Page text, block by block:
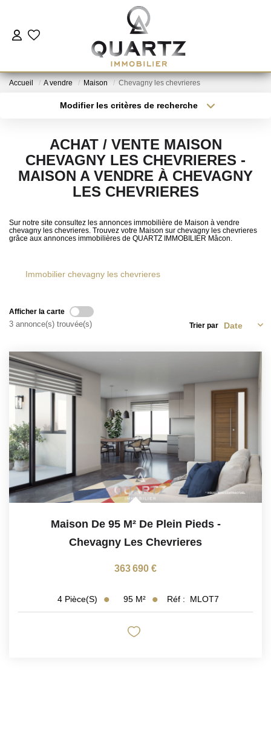
ESTIMER
NOUS REJOINDRE
CONTACT
Accueil A vendre Maison Chevagny les chevrieres
Modifier les critères de recherche
Sélectionnez...
Type de bien
Surface min
Plus de critères
ACHAT / VENTE MAISON
CHEVAGNY LES CHEVRIERES -
MAISON A VENDRE À CHEVAGNY
LES CHEVRIERES
Sur notre site consultez les annonces immobilière de Maison à vendre
chevagny les chevrieres. Trouvez votre Maison sur chevagny les chevrieres
grâce aux annonces immobilières de QUARTZ IMMOBILIER Mâcon.
Immobilier chevagny les chevrieres
Afficher la carte
3 annonce(s) trouvée(s) Trier par
Maison De 95 M² De Plein Pieds -
Chevagny Les Chevrieres
363 690 €
4 Pièce(s) 95 M² Réf : MLOT7